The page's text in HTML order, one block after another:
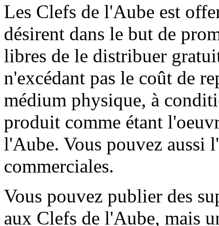
Les Clefs de l'Aube est
désirent dans le but de
libres de le distribuer
n'excédant pas le coût de
médium physique, à
produit comme étant
l'Aube. Vous pouvez aussi
commerciales.
Vous pouvez publier des
aux Clefs de l'Aube, mais